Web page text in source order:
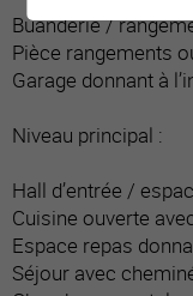
Buanderie /
Pièce rangements
Garage donnant à
Niveau principal :
Hall d’entrée /
Cuisine ouverte
Espace repas
Séjour avec